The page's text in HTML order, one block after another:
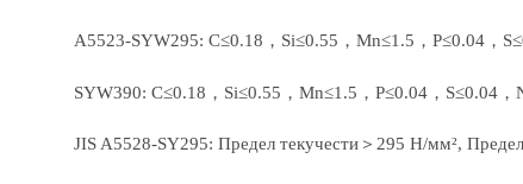
A5523-SYW295: C≤0.18，Si≤0.55，Mn≤1.5，P≤0.04，
SYW390: C≤0.18，Si≤0.55，Mn≤1.5，P≤0.04，S≤0.04
JIS A5528-SY295: Предел текучести＞295 Н/мм²,